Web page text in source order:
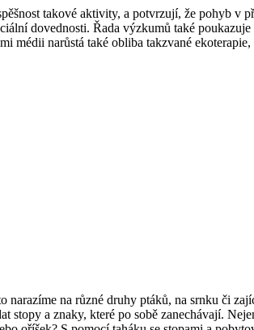
takové aktivity, a potvrzují, že pohyb v
dovednosti. Řada výzkumů také
médii narůstá také obliba takzvané
na různé druhy ptáků, na srnku či
a znaky, které po sobě zanechávají.